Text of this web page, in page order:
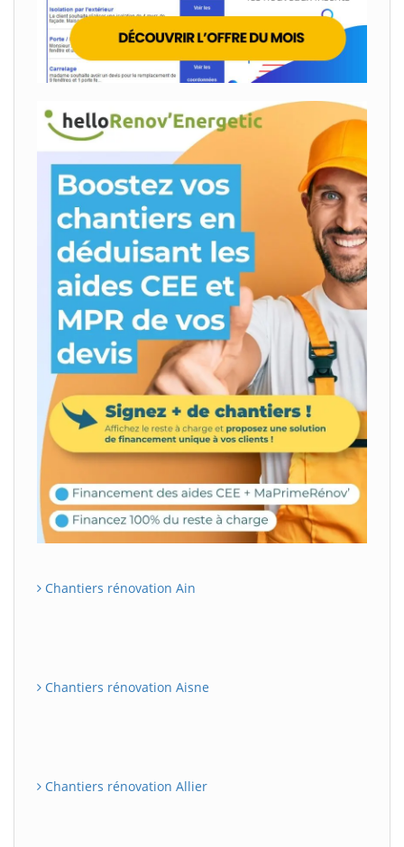
Chantiers rénovation Ain
Chantiers rénovation Aisne
Chantiers rénovation Allier